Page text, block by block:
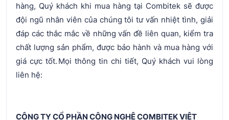
hàng, Quý khách khi mua hàng tại Combitek sẽ được
đội ngũ nhân viên của chúng tôi tư vấn nhiệt tình, giải
đáp các thắc mắc về những vấn đề liên quan, kiểm tra
chất lượng sản phẩm, được bảo hành và mua hàng với
giá cực tốt. Mọi thông tin chi tiết, Quý khách vui lòng
liên hệ:
CÔNG TY CỔ PHẦN CÔNG NGHỆ COMBITEK VIỆT